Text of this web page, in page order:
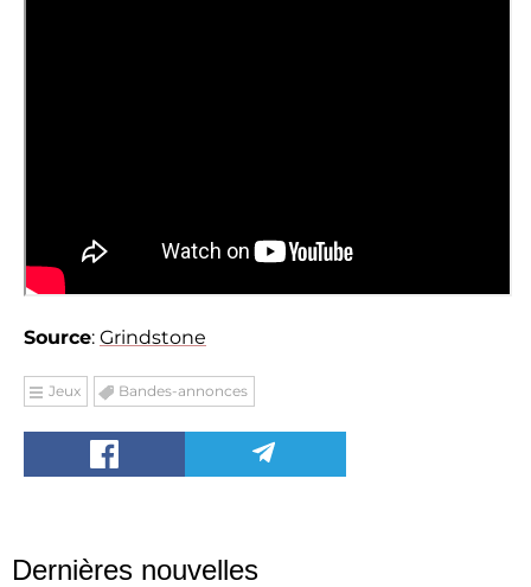
Source: Grindstone
Jeux Bandes-annonces
Dernières nouvelles